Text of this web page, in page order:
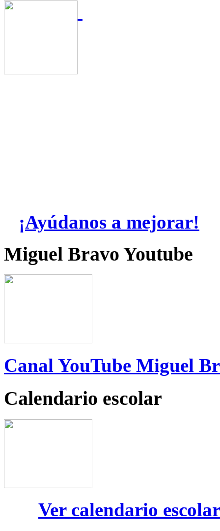
¡Ayúdanos a mejorar!
Miguel Bravo Youtube
Canal YouTube Miguel
Calendario escolar
Ver calendario escolar